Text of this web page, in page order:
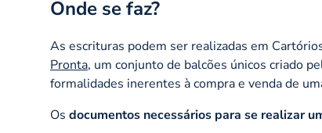
Onde se faz?
As escrituras podem ser realizadas em
Pronta, um conjunto de balcões únicos criado
formalidades inerentes à compra e venda de
Os documentos necessários para se realizar